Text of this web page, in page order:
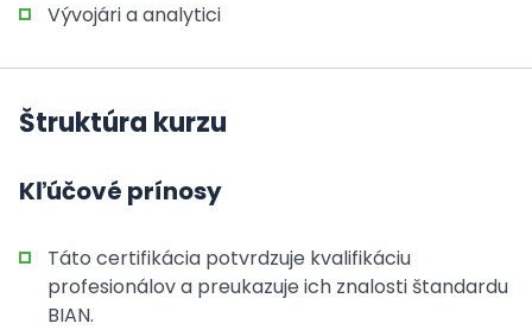
Vývojári a analytici
Štruktúra kurzu
Kľúčové prínosy
Táto certifikácia potvrdzuje kvalifikáciu
profesionálov a preukazuje ich znalosti štandardu
BIAN.